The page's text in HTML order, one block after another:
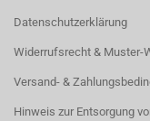
Datenschutzerklärung
Widerrufsrecht & Muster-
Versand- &
Hinweis zur Entsorgung